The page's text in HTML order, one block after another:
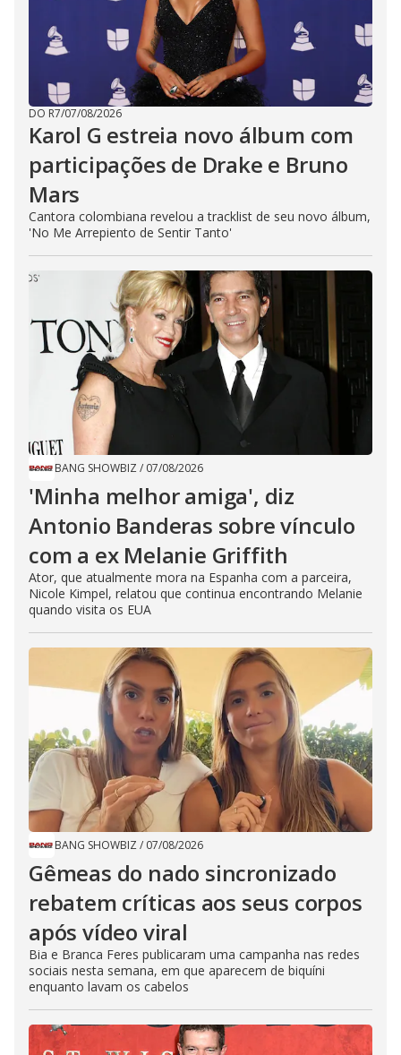
DO R7/07/08/2026
Karol G estreia novo álbum com
participações de Drake e Bruno
Mars
Cantora colombiana revelou a ​tracklist de seu novo álbum,
'No Me Arrepiento de Sentir Tanto'
BANG SHOWBIZ / 07/08/2026
'Minha melhor amiga', diz
Antonio Banderas sobre vínculo
com a ex Melanie Griffith
Ator, que atualmente mora na Espanha com a parceira,
Nicole Kimpel, relatou que continua encontrando Melanie
quando visita os EUA
BANG SHOWBIZ / 07/08/2026
Gêmeas do nado sincronizado
rebatem críticas ​a​os seus corpos
após vídeo viral
Bia e Branca Feres publicaram uma campanha nas redes
sociais nesta semana, em que aparecem de biquíni
enquanto lavam os cabelos